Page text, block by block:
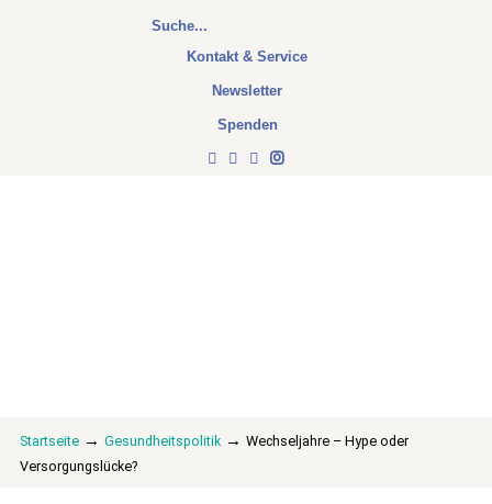
Kontakt & Service
Newsletter
Spenden
Startseite → Gesundheitspolitik → Wechseljahre – Hype oder
Versorgungslücke?